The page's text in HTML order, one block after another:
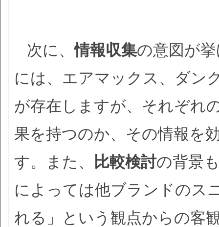
次に、情報収集の意図が
には、エアマックス、ダン
が存在しますが、それぞれ
果を持つのか、その情報を
す。また、
比較検討の背景
によっては他ブランドのス
れる」という観点からの客